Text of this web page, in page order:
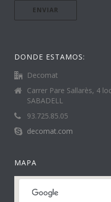
DONDE ESTAMOS:
Decomat
Carrer Pare Sallarès, 4
SABADELL
93.725.85.05
decomat.com
MAPA